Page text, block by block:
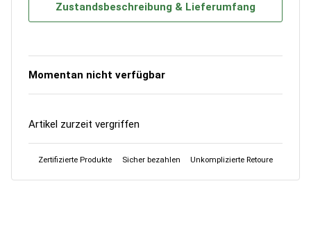
Zustandsbeschreibung & Lieferumfang
Momentan nicht verfügbar
Artikel zurzeit vergriffen
Zertifizierte Produkte Sicher bezahlen Unkomplizierte Retoure